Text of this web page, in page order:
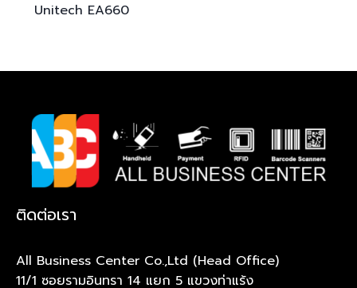
Unitech EA660
ติดต่อเรา
All Business Center Co.,Ltd (Head Office)
11/1 ซอยรามอินทรา 14 แยก 5 แขวงท่าแร้ง